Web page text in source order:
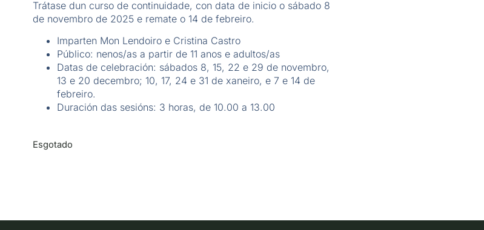
Trátase dun curso de continuidade, con data de inicio o sábado 8
de novembro de 2025 e remate o 14 de febreiro.
Imparten Mon Lendoiro e Cristina Castro
Público: nenos/as a partir de 11 anos e adultos/as
Datas de celebración: sábados 8, 15, 22 e 29 de novembro,
13 e 20 decembro; 10, 17, 24 e 31 de xaneiro, e 7 e 14 de
febreiro.
Duración das sesións: 3 horas, de 10.00 a 13.00
Esgotado